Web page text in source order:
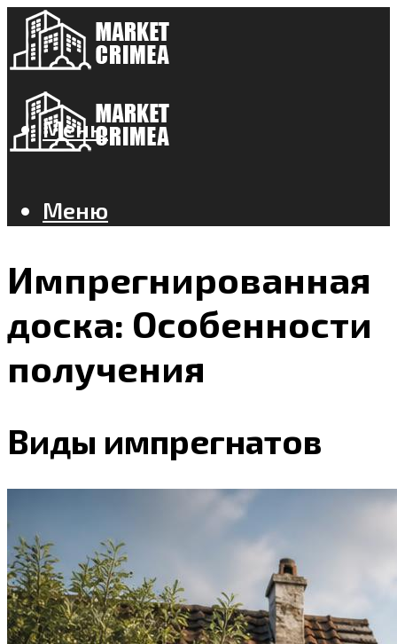
Меню
Меню
Импрегнированная
доска: Особенности
получения
Виды импрегнатов